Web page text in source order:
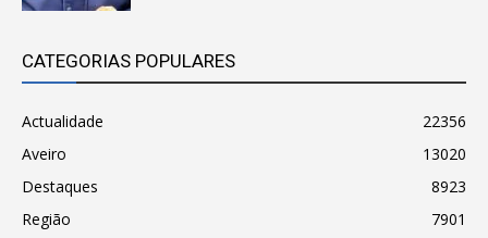
CATEGORIAS POPULARES
Actualidade
22356
Aveiro
13020
Destaques
8923
Região
7901